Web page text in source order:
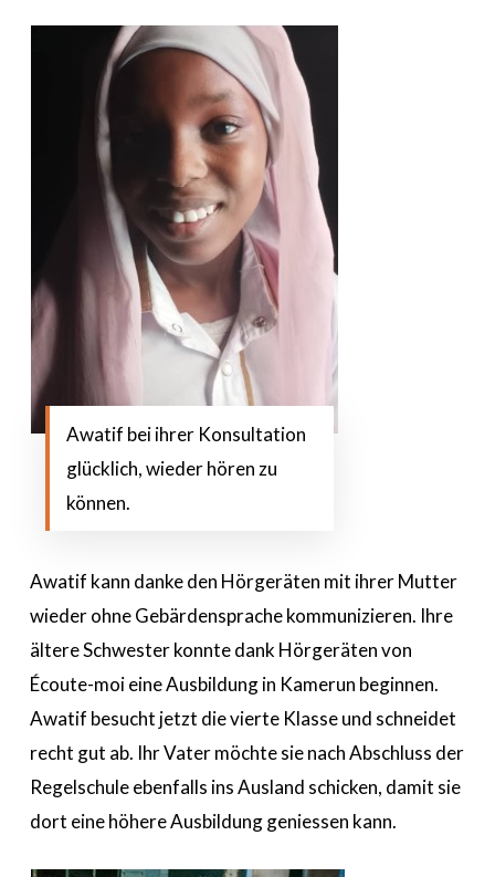
Awatif bei ihrer Konsultation
glücklich, wieder hören zu
können.
Awatif kann danke den Hörgeräten mit ihrer Mutter
wieder ohne Gebärdensprache kommunizieren. Ihre
ältere Schwester konnte dank Hörgeräten von
Écoute-moi eine Ausbildung in Kamerun beginnen.
Awatif besucht jetzt die vierte Klasse und schneidet
recht gut ab. Ihr Vater möchte sie nach Abschluss der
Regelschule ebenfalls ins Ausland schicken, damit sie
dort eine höhere Ausbildung geniessen kann.